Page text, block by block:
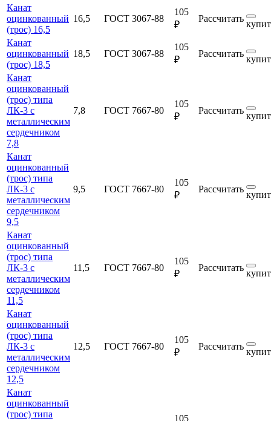
Канат
оцинкованный
(трос) 16,5
16,5 ГОСТ 3067-88
105
₽
Рассчитать
Канат
оцинкованный
(трос) 18,5
18,5 ГОСТ 3067-88
105
₽
Рассчитать
Канат
оцинкованный
(трос) типа
ЛК-3 с
металлическим
сердечником
7,8
7,8 ГОСТ 7667-80
105
₽
Рассчитать
Канат
оцинкованный
(трос) типа
ЛК-3 с
металлическим
сердечником
9,5
9,5 ГОСТ 7667-80
105
₽
Рассчитать
Канат
оцинкованный
(трос) типа
ЛК-3 с
металлическим
сердечником
11,5
11,5 ГОСТ 7667-80
105
₽
Рассчитать
Канат
оцинкованный
(трос) типа
ЛК-3 с
металлическим
сердечником
12,5
12,5 ГОСТ 7667-80
105
₽
Рассчитать
Канат
оцинкованный
(трос) типа
105